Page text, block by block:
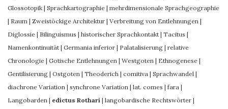
Glossotopik | Sprachkartographie | mehrdimensionale Sprachgeographie
| Raum | Zweistöckige Architektur | Verbreitung von Entlehnungen |
Diglossie | Bilinguismus | historischer Sprachkontakt | Tacitus |
Namenkontinuität | Germania inferior | Palatalisierung | relative
Chronologie | Gotische Entlehnungen | Westgoten | Ethnogenese |
Gentilisierung | Ostgoten | Theoderich | comitiva | Sprachwandel |
diachrone Variation | synchrone Variation | lat. comes | fara |
Langobarden | edictus Rothari | langobardische Rechtswörter |